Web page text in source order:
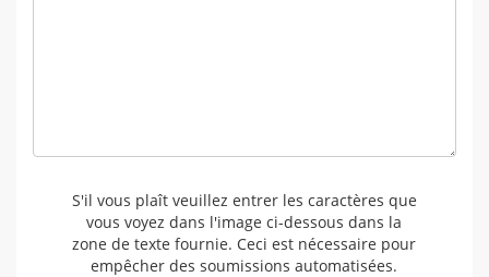
S'il vous plaît veuillez entrer les caractères que
vous voyez dans l'image ci-dessous dans la
zone de texte fournie. Ceci est nécessaire pour
empêcher des soumissions automatisées.